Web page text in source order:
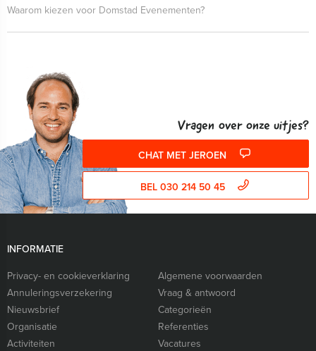
Waarom kiezen voor Domstad Evenementen?
Vragen over onze uitjes?
CHAT MET JEROEN
BEL 030 214 50 45
INFORMATIE
Privacy- en cookieverklaring
Algemene voorwaarden
Annuleringsverzekering
Vraag & antwoord
Nieuwsbrief
Categorieën
Organisatie
Referenties
Activiteiten
Vacatures